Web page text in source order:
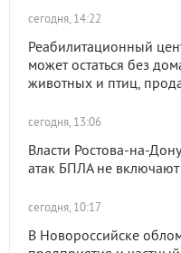
сегодня, 14:22
Реабилитационный
может остаться без
животных и птиц,
сегодня, 13:06
Власти Ростова-на-
атак БПЛА не
сегодня, 10:17
В Новороссийске